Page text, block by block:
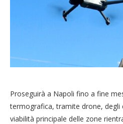
Proseguirà a Napoli fino a fine
termografica, tramite drone, degli
viabilità principale delle zone